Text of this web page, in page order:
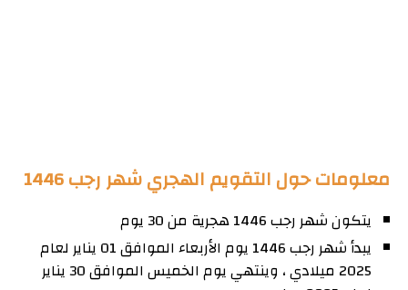
معلومات حول التقويم الهجري شهر رجب 1446
يتكون شهر رجب 1446 هجرية من 30 يوم
يبدأ شهر رجب 1446 يوم الأربعاء الموافق 01 يناير لعام
2025 ميلادي ، وينتهي يوم الخميس الموافق 30 يناير